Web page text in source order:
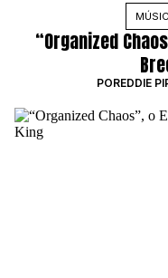
MÚSICA
GRL PWR
ENTREVISTAS
“Organized
POREDDIE